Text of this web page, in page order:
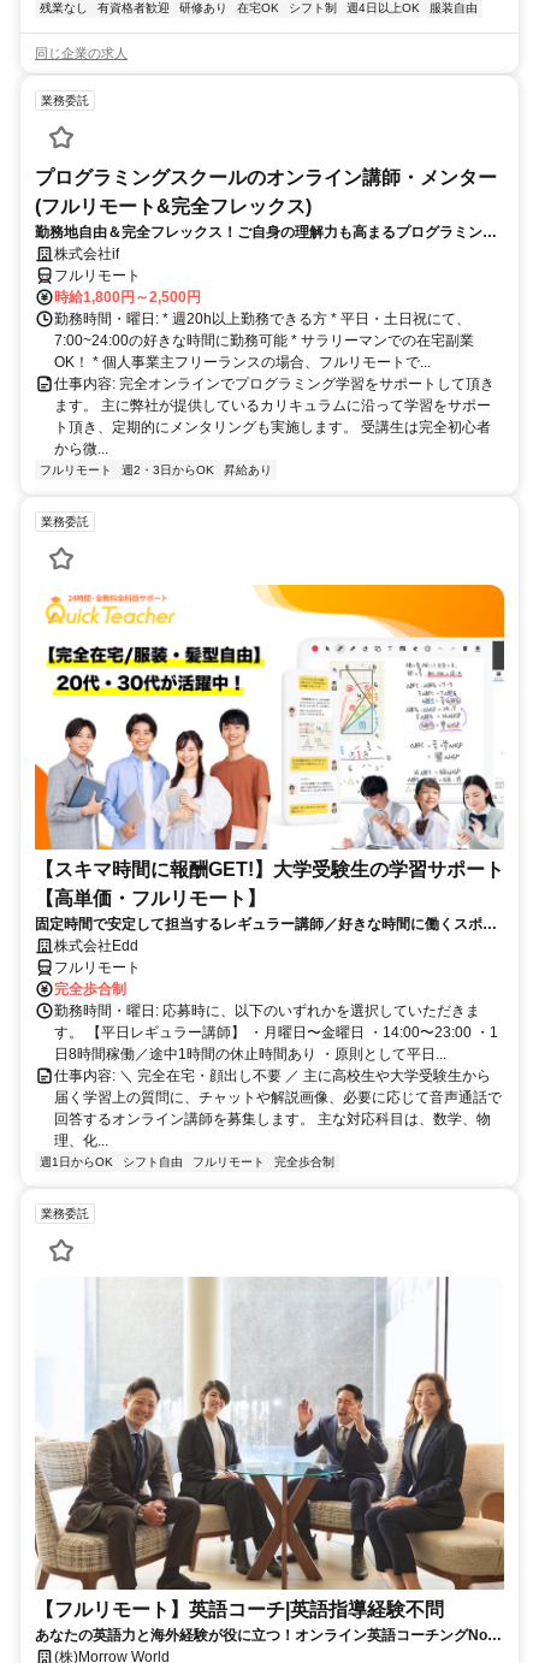
残業なし
有資格者歓迎 研修あり 在宅OK シフト制 週4日以上OK 服装自由
同じ企業の求人
業務委託
プログラミングスクールのオンライン講師・メンター
(フルリモート&完全フレックス)
勤務地自由＆完全フレックス！ご自身の理解力も高まるプログラミング
講師のお仕事です
株式会社if
フルリモート
時給1,800円～2,500円
勤務時間・曜日: * 週20h以上勤務できる方 * 平日・土日祝にて、
7:00~24:00の好きな時間に勤務可能 * サラリーマンでの在宅副業
OK！ * 個人事業主フリーランスの場合、フルリモートで...
仕事内容: 完全オンラインでプログラミング学習をサポートして頂き
ます。 主に弊社が提供しているカリキュラムに沿って学習をサポー
ト頂き、定期的にメンタリングも実施します。 受講生は完全初心者
から微...
フルリモート 週2・3日からOK 昇給あり
業務委託
【スキマ時間に報酬GET!】大学受験生の学習サポート
【高単価・フルリモート】
固定時間で安定して担当するレギュラー講師／好きな時間に働くスポッ
ト講師から選べます！
株式会社Edd
フルリモート
完全歩合制
勤務時間・曜日: 応募時に、以下のいずれかを選択していただきま
す。 【平日レギュラー講師】 ・月曜日〜金曜日 ・14:00〜23:00 ・1
日8時間稼働／途中1時間の休止時間あり ・原則として平日...
仕事内容: ＼ 完全在宅・顔出し不要 ／ 主に高校生や大学受験生から
届く学習上の質問に、チャットや解説画像、必要に応じて音声通話で
回答するオンライン講師を募集します。 主な対応科目は、数学、物
理、化...
週1日からOK シフト自由 フルリモート 完全歩合制
業務委託
【フルリモート】英語コーチ|英語指導経験不問
あなたの英語力と海外経験が役に立つ！オンライン英語コーチングNo1
のイングリード
(株)Morrow World